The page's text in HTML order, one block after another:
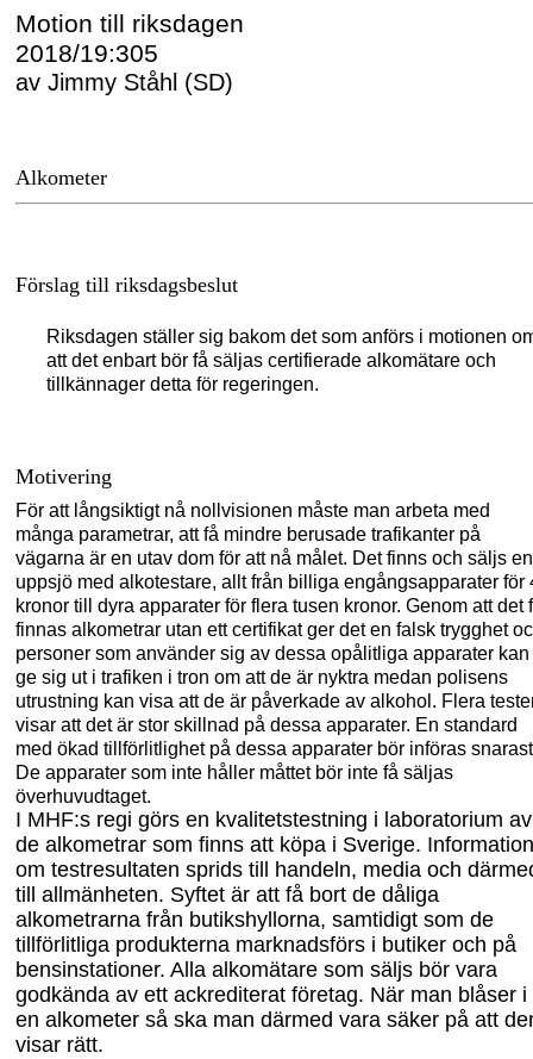
Motion till riksdagen
2018/19:305
av Jimmy Ståhl (SD)
Alkometer
Förslag till riksdagsbeslut
Riksdagen ställer sig bakom det som anförs i motionen
att det enbart bör få säljas certifierade alkomätare och
tillkännager detta för regeringen.
Motivering
För att långsiktigt nå nollvisionen måste man arbeta med
många parametrar, att få mindre berusade trafikanter på
vägarna är en utav dom för att nå målet. Det finns och säljs en
uppsjö med alkotestare, allt från billiga engångsapparater för
kronor till dyra apparater för flera tusen kronor. Genom att det
finnas alkometrar utan ett certifikat ger det en falsk trygghet
personer som använder sig av dessa opålitliga apparater kan
ge sig ut i trafiken i tron om att de är nyktra medan polisens
utrustning kan visa att de är påverkade av alkohol. Flera
visar att det är stor skillnad på dessa apparater. En standard
med ökad tillförlitlighet på dessa apparater bör införas
De apparater som inte håller måttet bör inte få säljas
överhuvudtaget.
I MHF:s regi görs en kvalitetstestning i laboratorium av
de alkometrar som finns att köpa i Sverige. Information
om testresultaten sprids till handeln, media och
till allmänheten. Syftet är att få bort de dåliga
alkometrarna från butikshyllorna, samtidigt som de
tillförlitliga produkterna marknadsförs i butiker och på
bensinstationer. Alla alkomätare som säljs bör vara
godkända av ett ackrediterat företag. När man blåser i
en alkometer så ska man därmed vara säker på att
visar rätt.